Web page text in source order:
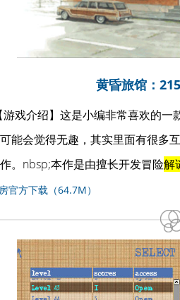
黄昏旅馆：
戏介绍】这是小编非常喜欢的
能会觉得无趣，其实里面有很多
。nbsp;本作是由擅长开发冒险解
官方下载（64.7M）